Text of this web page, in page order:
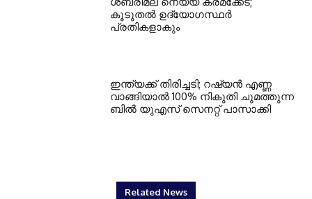
കൂടുതല്‍ ഉദ്യോഗസ്ഥര്‍
പ്രതികളാകും
ഇന്ത്യക്ക് തിരിച്ചടി; റഷ്യന്‍ എണ്ണ
വാങ്ങിയാല്‍ 100% നികുതി ചുമത്തുന്ന
ബില്‍ യുഎസ് സെനറ്റ് പാസാക്കി
Related News